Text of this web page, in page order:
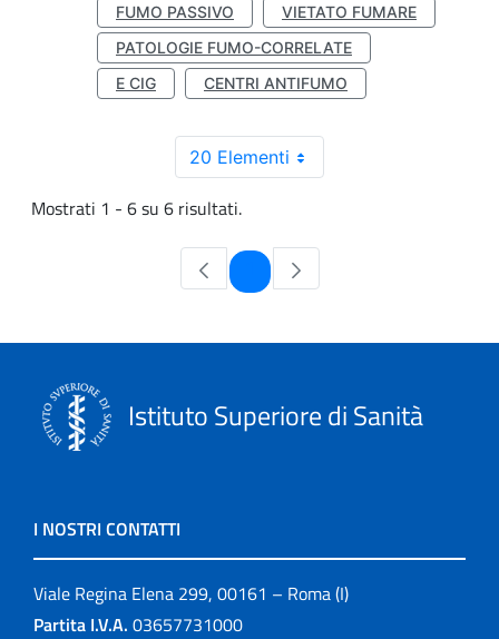
FUMO PASSIVO
VIETATO FUMARE
PATOLOGIE FUMO-CORRELATE
E CIG
CENTRI ANTIFUMO
20 Elementi
Mostrati 1 - 6 su 6 risultati.
Pagina
Istituto Superiore di Sanità
I NOSTRI CONTATTI
Viale Regina Elena 299, 00161 – Roma (I)
Partita I.V.A. 03657731000